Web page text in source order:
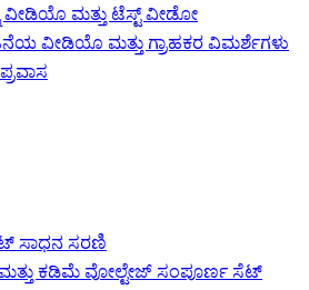
ವೀಡಿಯೊ ಮತ್ತು ಟೆಸ್ಟ್ ವೀಡೋ
ವೀಡಿಯೊ ಮತ್ತು ಗ್ರಾಹಕರ ವಿಮರ್ಶೆಗಳು
ಪ್ರವಾಸ
ಸಾಧನ ಸರಣಿ
ಮತ್ತು ಕಡಿಮೆ ವೋಲ್ಟೇಜ್ ಸಂಪೂರ್ಣ ಸೆಟ್